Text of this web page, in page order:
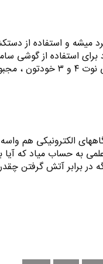
میشه و استفاده از
رو از دست تون…
الکترونیکی هم
به حساب میاد که آیا
در برابر آتش گرفتن